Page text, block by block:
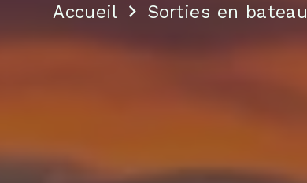
Accueil Sorties en bateau